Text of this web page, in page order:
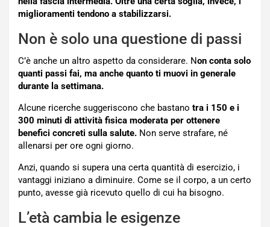
miglioramenti tendono a stabilizzarsi.
Non è solo una questione di passi
C’è anche un altro aspetto da considerare. Non conta solo
quanti passi fai, ma anche quanto ti muovi in generale
durante la settimana.
Alcune ricerche suggeriscono che bastano tra i 150 e i
300 minuti di attività fisica moderata per ottenere
benefici concreti sulla salute. Non serve strafare, né
allenarsi per ore ogni giorno.
Anzi, quando si supera una certa quantità di esercizio, i
vantaggi iniziano a diminuire. Come se il corpo, a un certo
punto, avesse già ricevuto quello di cui ha bisogno.
L’età cambia le esigenze